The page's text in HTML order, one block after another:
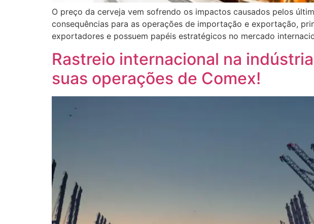
O preço da cerveja vem sofrendo os impactos causados pelos
consequências para as operações de importação e exportação,
exportadores e possuem papéis estratégicos no mercado
Rastreio internacional na
suas operações de Comex!